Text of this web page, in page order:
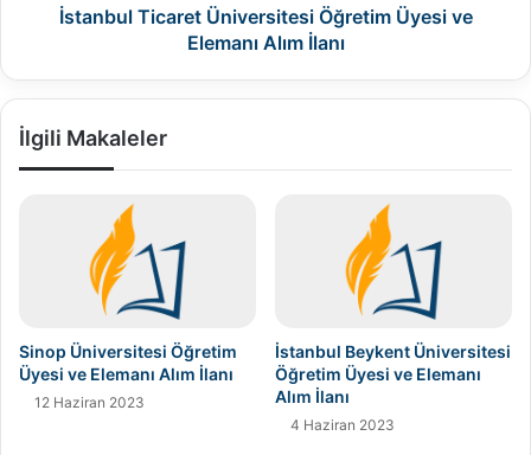
İstanbul Ticaret Üniversitesi Öğretim Üyesi ve
Elemanı Alım İlanı
İlgili Makaleler
Sinop Üniversitesi Öğretim
Üyesi ve Elemanı Alım İlanı
12 Haziran 2023
İstanbul Beykent Üniversitesi
Öğretim Üyesi ve Elemanı
Alım İlanı
4 Haziran 2023